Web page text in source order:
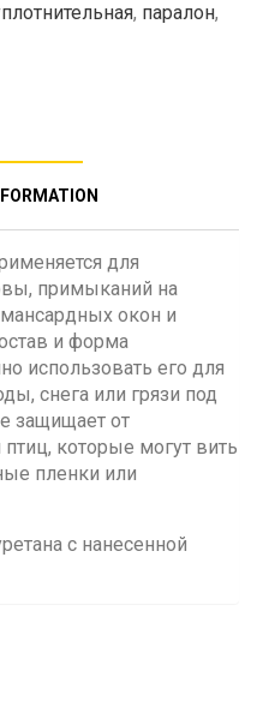
, паралон,
для
примыканий на
окон и
и форма
использовать его для
снега или грязи под
защищает от
которые могут вить
пленки или
с нанесенной